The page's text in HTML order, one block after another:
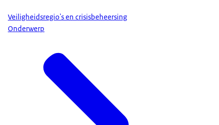
Veiligheidsregio's en crisisbeheersing
Onderwerp